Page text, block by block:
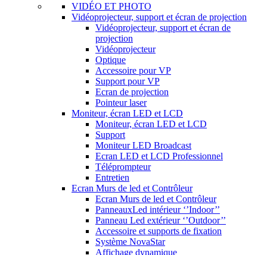
VIDÉO ET PHOTO
Vidéoprojecteur, support et écran de projection
Vidéoprojecteur, support et écran de
projection
Vidéoprojecteur
Optique
Accessoire pour VP
Support pour VP
Ecran de projection
Pointeur laser
Moniteur, écran LED et LCD
Moniteur, écran LED et LCD
Support
Moniteur LED Broadcast
Ecran LED et LCD Professionnel
Téléprompteur
Entretien
Ecran Murs de led et Contrôleur
Ecran Murs de led et Contrôleur
PanneauxLed intérieur ‘’Indoor’’
Panneau Led extérieur ‘’Outdoor’’
Accessoire et supports de fixation
Système NovaStar
Affichage dynamique